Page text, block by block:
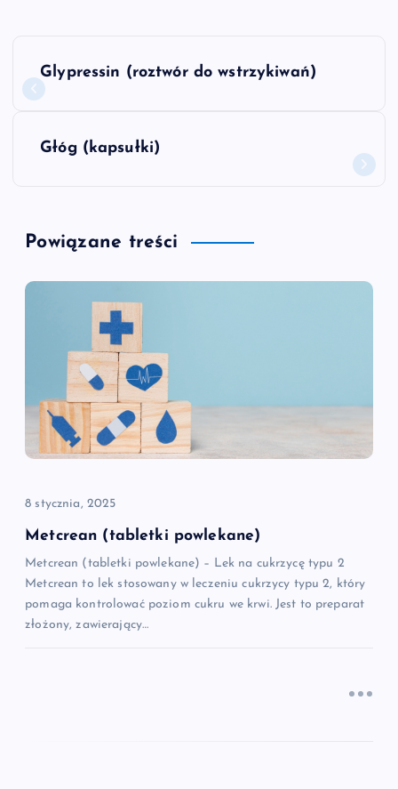
a
g
a
a
w
p
s
u
Glypressin (roztwór do wstrzykiwań)
Głóg (kapsułki)
Powiązane treści
8 stycznia, 2025
Metcrean (tabletki powlekane)
Metcrean (tabletki powlekane) – Lek na cukrzycę typu 2
Metcrean to lek stosowany w leczeniu cukrzycy typu 2, który
pomaga kontrolować poziom cukru we krwi. Jest to preparat
złożony, zawierający…